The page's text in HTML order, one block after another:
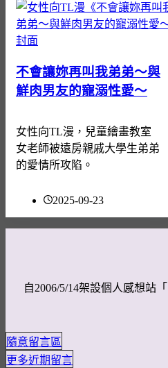
不會讓妳再叫我弟弟～與
鮮肉男友的寵溺性愛～
女性向TL漫，兒童繪畫教室
女老師被遠房親戚大學生弟弟
的愛情所攻陷。
2025-09-23
自2006/5/14架設個人感想站
隨意留言區
更多近期留言